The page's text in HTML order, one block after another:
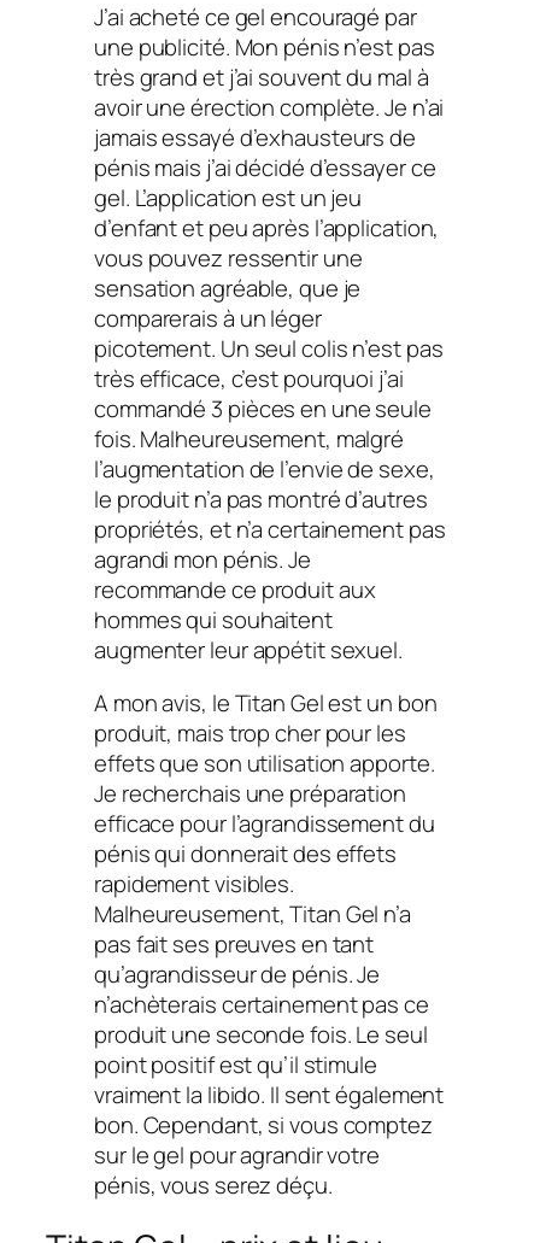
J’ai acheté ce gel encouragé par
une publicité. Mon pénis n’est pas
très grand et j’ai souvent du mal à
avoir une érection complète. Je n’ai
jamais essayé d’exhausteurs de
pénis mais j’ai décidé d’essayer ce
gel. L’application est un jeu
d’enfant et peu après l’application,
vous pouvez ressentir une
sensation agréable, que je
comparerais à un léger
picotement. Un seul colis n’est pas
très efficace, c’est pourquoi j’ai
commandé 3 pièces en une seule
fois. Malheureusement, malgré
l’augmentation de l’envie de sexe,
le produit n’a pas montré d’autres
propriétés, et n’a certainement pas
agrandi mon pénis. Je
recommande ce produit aux
hommes qui souhaitent
augmenter leur appétit sexuel.
A mon avis, le Titan Gel est un bon
produit, mais trop cher pour les
effets que son utilisation apporte.
Je recherchais une préparation
efficace pour l’agrandissement du
pénis qui donnerait des effets
rapidement visibles.
Malheureusement, Titan Gel n’a
pas fait ses preuves en tant
qu’agrandisseur de pénis. Je
n’achèterais certainement pas ce
produit une seconde fois. Le seul
point positif est qu’il stimule
vraiment la libido. Il sent également
bon. Cependant, si vous comptez
sur le gel pour agrandir votre
pénis, vous serez déçu.